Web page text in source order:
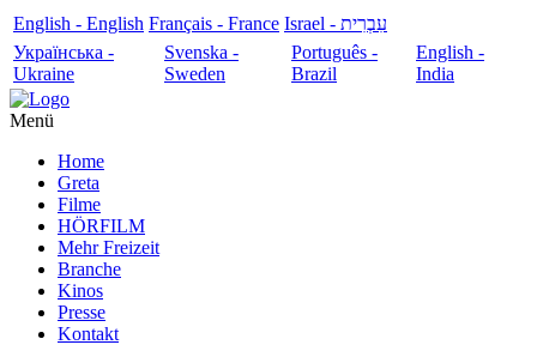
English - English Français - France
עִבְרִית - Israel
Українська -
Ukraine
Svenska -
Sweden
Português -
Brazil
English -
India
Menü
Home
Greta
Filme
HÖRFILM
Mehr Freizeit
Branche
Kinos
Presse
Kontakt